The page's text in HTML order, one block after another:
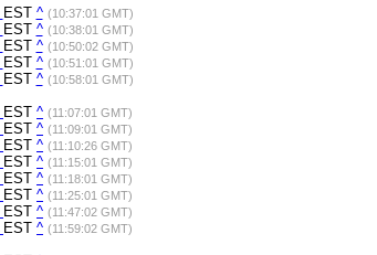
EST ^ (10:37:01 GMT)
EST ^ (10:38:01 GMT)
EST ^ (10:50:02 GMT)
EST ^ (10:51:01 GMT)
EST ^ (10:58:01 GMT)
EST ^ (11:07:01 GMT)
EST ^ (11:09:01 GMT)
EST ^ (11:10:26 GMT)
EST ^ (11:15:01 GMT)
EST ^ (11:18:01 GMT)
EST ^ (11:25:01 GMT)
EST ^ (11:47:02 GMT)
EST ^ (11:59:02 GMT)